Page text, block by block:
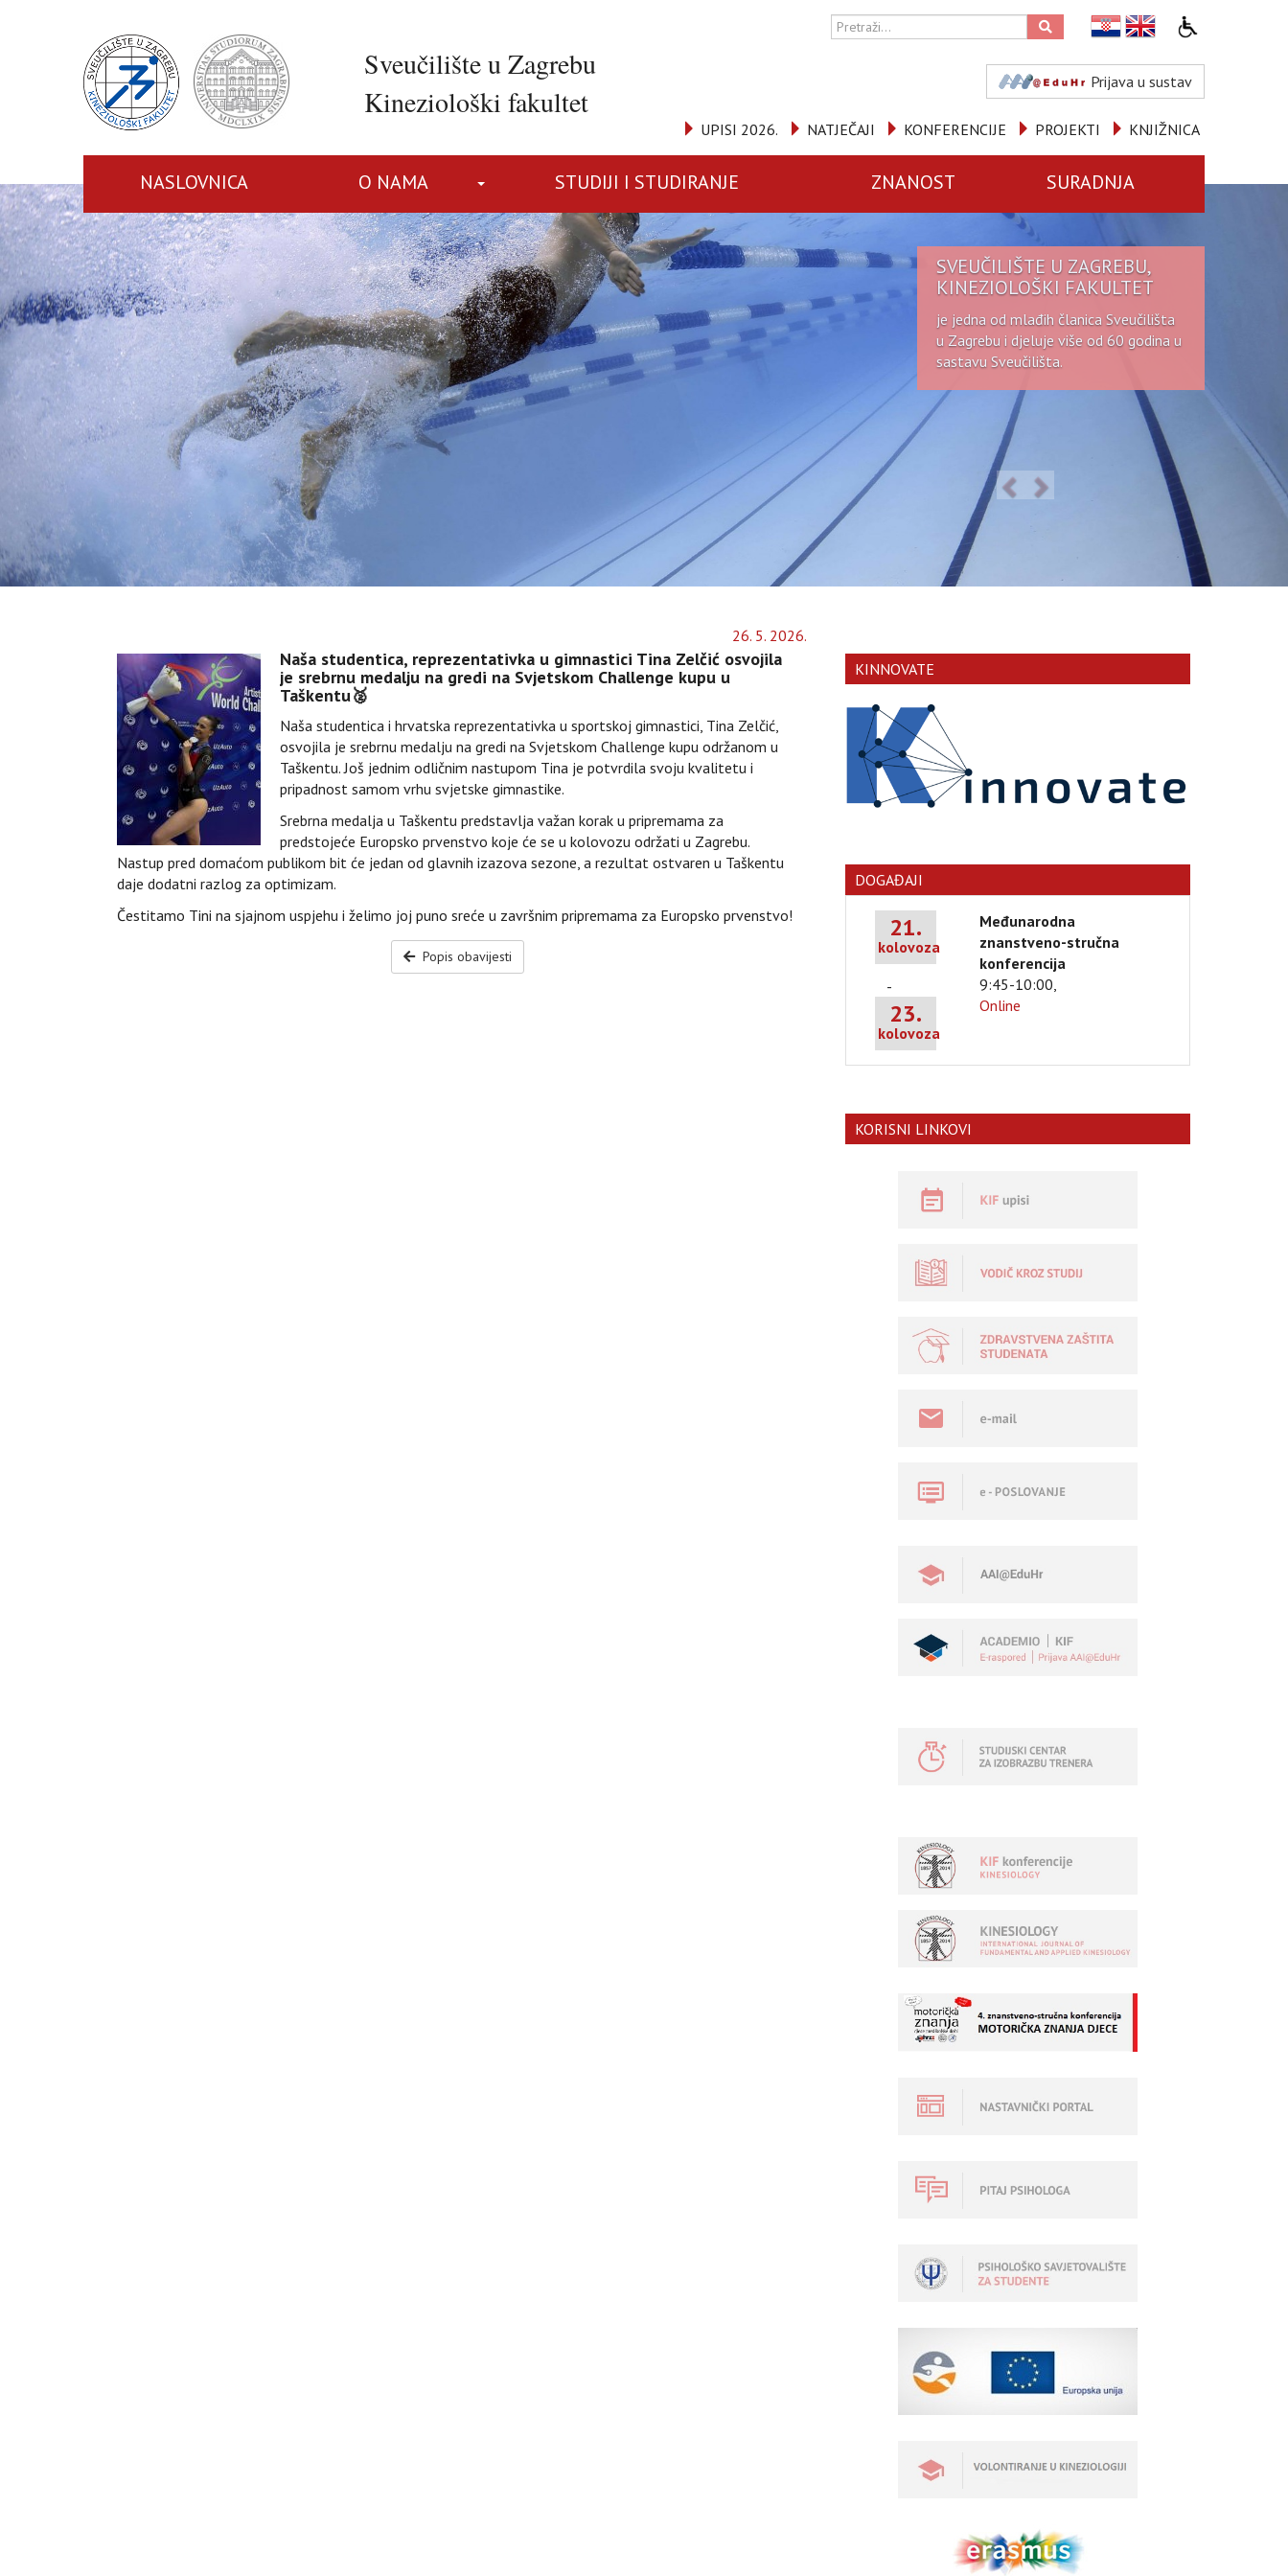
Sveučilište u Zagrebu
Kineziološki fakultet
Prijava u sustav
KNJIŽNICA
PROJEKTI
KONFERENCIJE
NATJEČAJI
UPISI 2026.
NASLOVNICA O NAMA STUDIJI I STUDIRANJE ZNANOST SURADNJA
SVEUČILIŠTE U ZAGREBU,
KINEZIOLOŠKI FAKULTET
je jedna od mlađih članica Sveučilišta
u Zagrebu i djeluje više od 60 godina u
sastavu Sveučilišta.
26. 5. 2026.
Naša studentica, reprezentativka u gimnastici Tina Zelčić osvojila
je srebrnu medalju na gredi na Svjetskom Challenge kupu u
Taškentu🥈
Naša studentica i hrvatska reprezentativka u sportskoj gimnastici, Tina Zelčić,
osvojila je srebrnu medalju na gredi na Svjetskom Challenge kupu održanom u
Taškentu. Još jednim odličnim nastupom Tina je potvrdila svoju kvalitetu i
pripadnost samom vrhu svjetske gimnastike.
Srebrna medalja u Taškentu predstavlja važan korak u pripremama za
predstojeće Europsko prvenstvo koje će se u kolovozu održati u Zagrebu.
Nastup pred domaćom publikom bit će jedan od glavnih izazova sezone, a rezultat ostvaren u Taškentu
daje dodatni razlog za optimizam.
Čestitamo Tini na sjajnom uspjehu i želimo joj puno sreće u završnim pripremama za Europsko prvenstvo!
Popis obavijesti
KINNOVATE
DOGAĐAJI
21.
kolovoza
-
23.
kolovoza
Međunarodna
znanstveno-stručna
konferencija
9:45-10:00,
Online
KORISNI LINKOVI